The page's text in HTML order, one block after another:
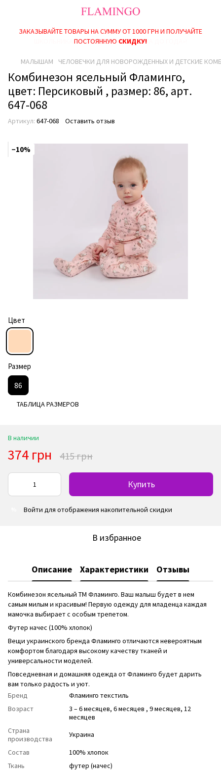
ЗАКАЗЫВАЙТЕ ТОВАРЫ НА СУММУ ОТ 1000 ГРН И ПОЛУЧАЙТЕ
ПОСТОЯННУЮ СКИДКУ!
ДЕЙСТВУЮТ АКЦИИ «НАБОР ДЛЯ МАЛЫША», «НАБОР ДЛЯ
ШКОЛЬНИКА» И «ВЫПЛАТЫ НА РЕБEНКА ДО ГОДА»!
МАЛЫШАМ ЧЕЛОВЕЧКИ ДЛЯ НОВОРОЖДЕННЫХ И ДЕТСКИЕ
Комбинезон ясельный Фламинго,
цвет: Персиковый , размер: 86, арт.
647-068
Артикул: 647-068 Оставить отзыв
−10%
Цвет
Размер
86
ТАБЛИЦА РАЗМЕРОВ
В наличии
374 грн 415 грн
Купить
Войти для отображения накопительной скидки
В избранное
Описание Характеристики Отзывы
Комбинезон ясельный ТМ Фламинго. Ваш малыш будет в нем
самым милым и красивым! Первую одежду для младенца каждая
мамочка выбирает с особым трепетом.
Футер начес (100% хлопок)
Вещи украинского бренда Фламинго отличаются невероятным
комфортом благодаря высокому качеству тканей и
универсальности моделей.
Повседневная и домашняя одежда от Фламинго будет дарить
вам только радость и уют.
Бренд
Фламинго текстиль
Возраст
3 – 6 месяцев, 6 месяцев , 9 месяцев, 12
месяцев
Страна
производства
Украина
Состав
100% хлопок
Ткань
футер (начес)